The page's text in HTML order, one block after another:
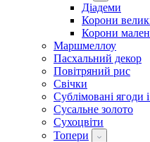
Діадеми
Корони
Корони
Маршмеллоу
Пасхальний декор
Повітряний рис
Свічки
Сублімовані ягоди
Сусальне золото
Сухоцвіти
Топери